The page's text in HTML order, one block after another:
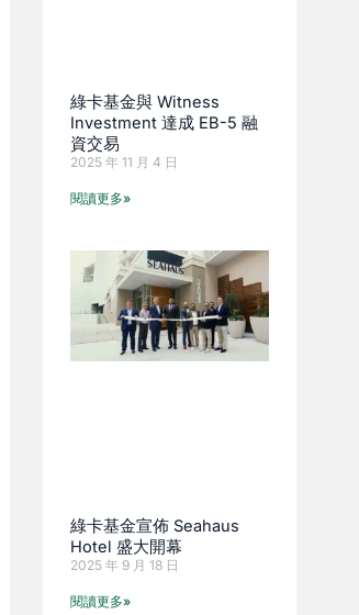
綠卡基金與 Witness
Investment 達成 EB-5 融
資交易
2025 年 11 月 4 日
閱讀更多»
綠卡基金宣佈 Seahaus
Hotel 盛大開幕
2025 年 9 月 18 日
閱讀更多»